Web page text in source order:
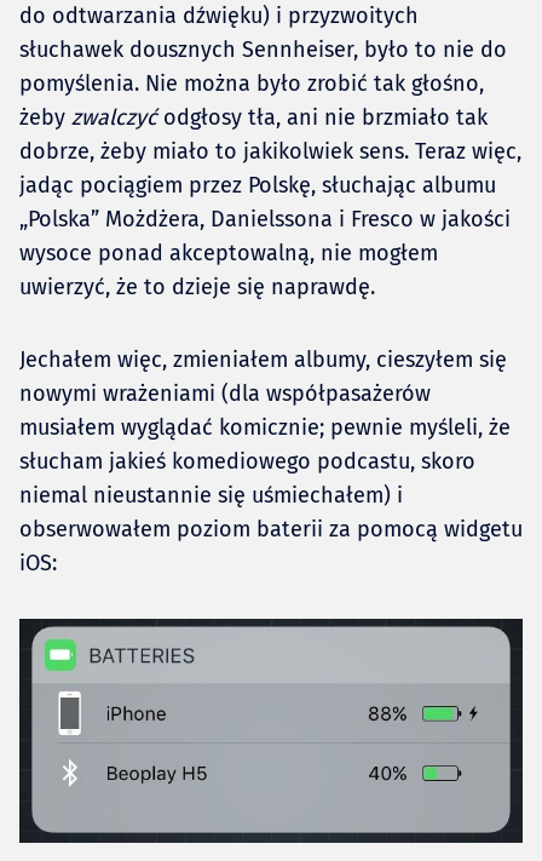
do odtwarzania dźwięku) i przyzwoitych
słuchawek dousznych Sennheiser, było to nie do
pomyślenia. Nie można było zrobić tak głośno,
żeby zwalczyćodgłosy tła, ani nie brzmiało tak
dobrze, żeby miało to jakikolwiek sens. Teraz więc,
jadąc pociągiem przez Polskę, słuchając albumu
„Polska” Możdżera, Danielssona i Fresco w jakości
wysoce ponad akceptowalną, nie mogłem
uwierzyć, że to dzieje się naprawdę.
Jechałem więc, zmieniałem albumy, cieszyłem się
nowymi wrażeniami (dla współpasażerów
musiałem wyglądać komicznie; pewnie myśleli, że
słucham jakieś komediowego podcastu, skoro
niemal nieustannie się uśmiechałem) i
obserwowałem poziom baterii za pomocą widgetu
iOS: